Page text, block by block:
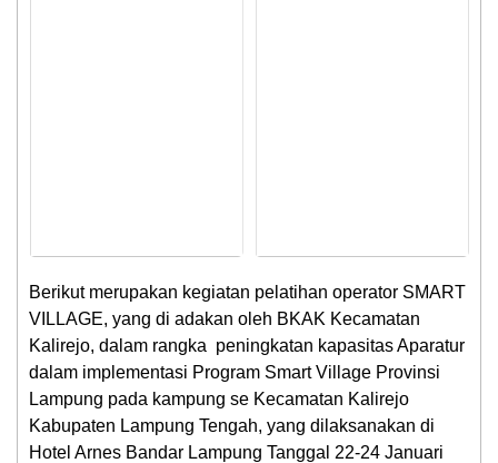
Berikut merupakan kegiatan pelatihan operator SMART
VILLAGE, yang di adakan oleh BKAK Kecamatan
Kalirejo, dalam rangka peningkatan kapasitas Aparatur
dalam implementasi Program Smart Village Provinsi
Lampung pada kampung se Kecamatan Kalirejo
Kabupaten Lampung Tengah, yang dilaksanakan di
Hotel Arnes Bandar Lampung Tanggal 22-24 Januari